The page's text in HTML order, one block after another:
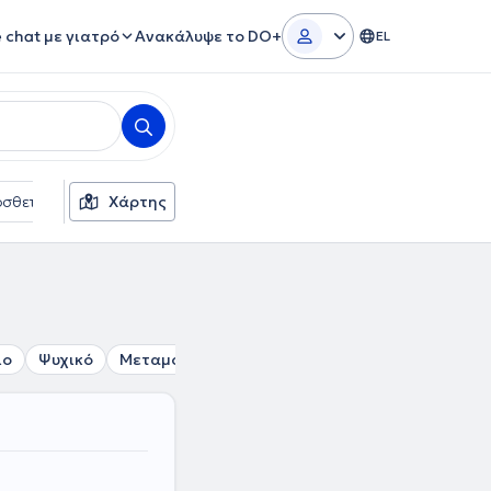
chat με γιατρό Ανακάλυψε το DO+ EL
φίλτρα Γλώσσες
Χάρτης
Ψυχικό Μεταμόρφωση